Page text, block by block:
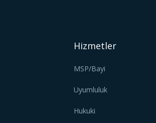
Hizmetler
MSP/Bayi
Uyumluluk
Hukuki